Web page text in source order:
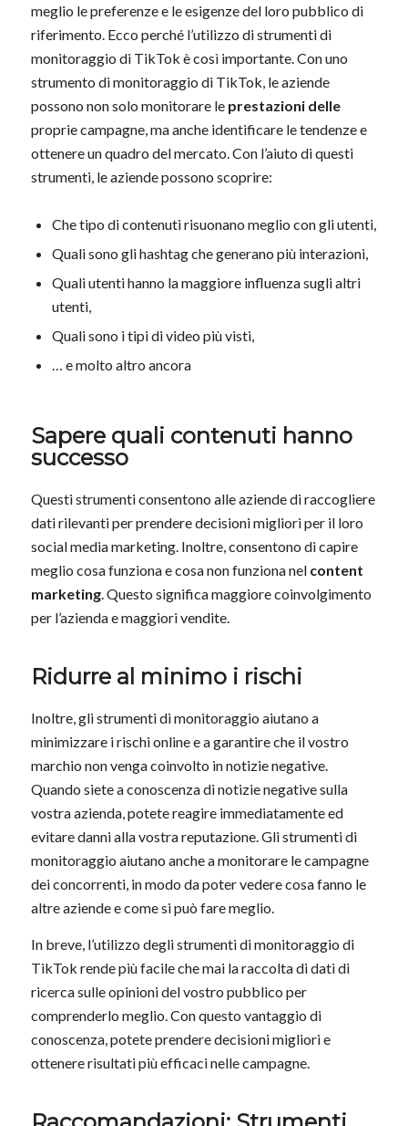
meglio le preferenze e le esigenze del loro pubblico di
riferimento. Ecco perché l’utilizzo di strumenti di
monitoraggio di TikTok è così importante. Con uno
strumento di monitoraggio di TikTok, le aziende
possono non solo monitorare le prestazioni delle
proprie campagne, ma anche identificare le tendenze e
ottenere un quadro del mercato. Con l’aiuto di questi
strumenti, le aziende possono scoprire:
Che tipo di contenuti risuonano meglio con gli utenti,
Quali sono gli hashtag che generano più interazioni,
Quali utenti hanno la maggiore influenza sugli altri
utenti,
Quali sono i tipi di video più visti,
… e molto altro ancora
Sapere quali contenuti hanno
successo
Questi strumenti consentono alle aziende di raccogliere
dati rilevanti per prendere decisioni migliori per il loro
social media marketing. Inoltre, consentono di capire
meglio cosa funziona e cosa non funziona nel content
marketing. Questo significa maggiore coinvolgimento
per l’azienda e maggiori vendite.
Ridurre al minimo i rischi
Inoltre, gli strumenti di monitoraggio aiutano a
minimizzare i rischi online e a garantire che il vostro
marchio non venga coinvolto in notizie negative.
Quando siete a conoscenza di notizie negative sulla
vostra azienda, potete reagire immediatamente ed
evitare danni alla vostra reputazione. Gli strumenti di
monitoraggio aiutano anche a monitorare le campagne
dei concorrenti, in modo da poter vedere cosa fanno le
altre aziende e come si può fare meglio.
In breve, l’utilizzo degli strumenti di monitoraggio di
TikTok rende più facile che mai la raccolta di dati di
ricerca sulle opinioni del vostro pubblico per
comprenderlo meglio. Con questo vantaggio di
conoscenza, potete prendere decisioni migliori e
ottenere risultati più efficaci nelle campagne.